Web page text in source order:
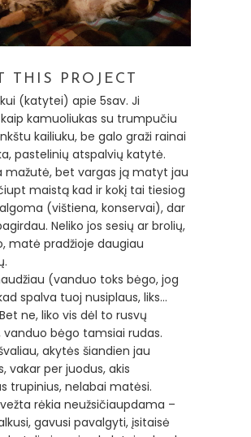
THIS PROJECT
(katytei) apie 5sav. Ji
kamuoliukas su trumpučiu
kailiuku, be galo graži rainai
pastelinių atspalvių katytė.
mažutė, bet vargas ją matyt jau
maistą kad ir kokį tai tiesiog
(vištiena, konservai), dar
Neliko jos sesių ar brolių,
matė pradžioje daugiau
(vanduo toks bėgo, jog
spalva tuoj nusiplaus, liks…
Bet ne, liko vis dėl to rusvų
vanduo bėgo tamsiai rudas.
akytės šiandien jau
vakar per juodus, akis
trupinius, nelabai matėsi.
rėkia neužsičiaupdama –
gavusi pavalgyti, įsitaisė